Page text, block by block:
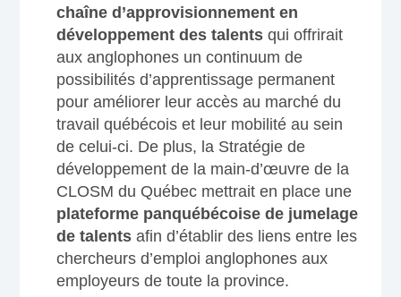
chaîne d’approvisionnement en
développement des talentsqui offrirait
aux anglophones un continuum de
possibilités d’apprentissage permanent
pour améliorer leur accès au marché du
travail québécois et leur mobilité au sein
de celui-ci. De plus, la Stratégie de
développement de la main-d’œuvre de la
CLOSM du Québec mettrait en place une
plateforme panquébécoise de jumelage
de talentsafin d’établir des liens entre les
chercheurs d’emploi anglophones aux
employeurs de toute la province.